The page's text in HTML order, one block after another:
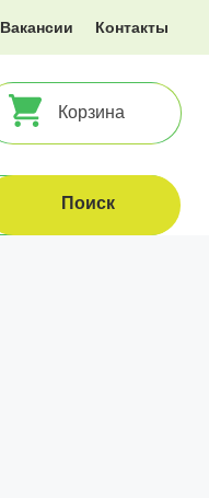
Вакансии Контакты
Корзина